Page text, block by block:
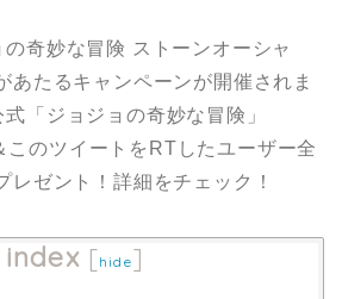
奇妙な冒険 ストーンオーシャ
あたるキャンペーンが開催されま
「ジョジョの奇妙な冒険」
のツイートをRTしたユーザー全
レゼント！詳細をチェック！
index [hide]